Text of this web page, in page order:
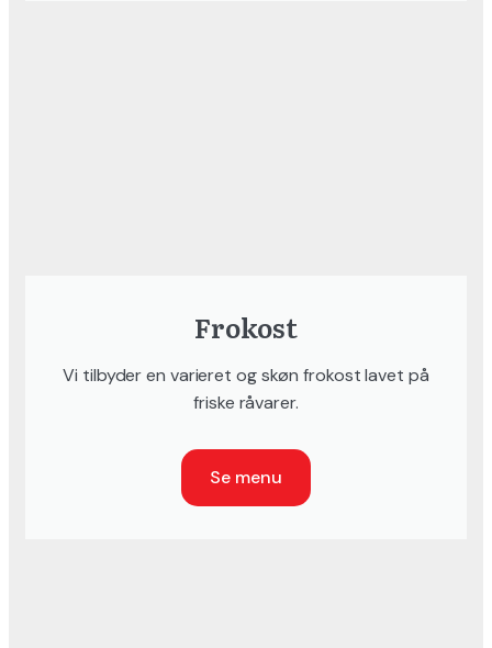
Frokost
Vi tilbyder en varieret og skøn frokost lavet på
friske råvarer.
Se menu